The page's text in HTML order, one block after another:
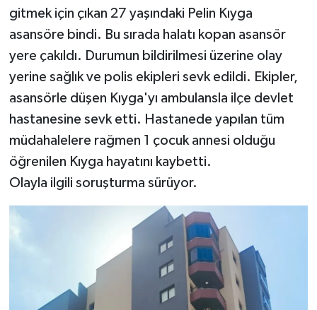
gitmek için çıkan 27 yaşındaki Pelin Kıyga
asansöre bindi. Bu sırada halatı kopan asansör
yere çakıldı. Durumun bildirilmesi üzerine olay
yerine sağlık ve polis ekipleri sevk edildi. Ekipler,
asansörle düşen Kıyga'yı ambulansla ilçe devlet
hastanesine sevk etti. Hastanede yapılan tüm
müdahalelere rağmen 1 çocuk annesi olduğu
öğrenilen Kıyga hayatını kaybetti.
Olayla ilgili soruşturma sürüyor.